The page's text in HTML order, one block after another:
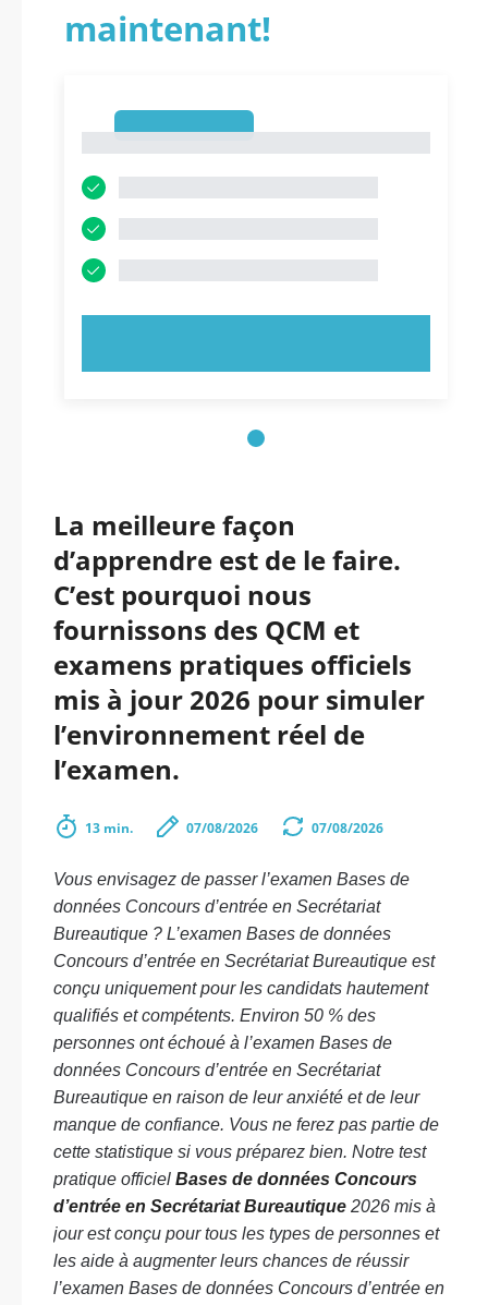
maintenant!
La meilleure façon
d’apprendre est de le faire.
C’est pourquoi nous
fournissons des QCM et
examens pratiques officiels
mis à jour 2026 pour simuler
l’environnement réel de
l’examen.
13 min. 07/08/2026 07/08/2026
Vous envisagez de passer l’examen Bases de
données Concours d’entrée en Secrétariat
Bureautique ? L’examen Bases de données
Concours d’entrée en Secrétariat Bureautique est
conçu uniquement pour les candidats hautement
qualifiés et compétents. Environ 50 % des
personnes ont échoué à l’examen Bases de
données Concours d’entrée en Secrétariat
Bureautique en raison de leur anxiété et de leur
manque de confiance. Vous ne ferez pas partie de
cette statistique si vous préparez bien. Notre test
pratique officiel Bases de données Concours
d’entrée en Secrétariat Bureautique 2026 mis à
jour est conçu pour tous les types de personnes et
les aide à augmenter leurs chances de réussir
l’examen Bases de données Concours d’entrée en